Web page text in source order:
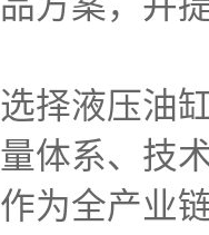
选择液压油
量体系、技
作为全产业